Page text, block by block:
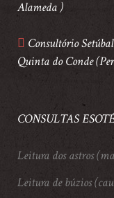
Alameda )
Consultório
Quinta do Conde
CONSULTAS
Leitura dos astros
Leitura de búzios